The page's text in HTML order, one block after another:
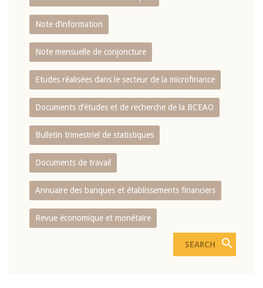
Note d’information
Note mensuelle de conjoncture
Etudes réalisées dans le secteur de la microfinance
Documents d’études et de recherche de la BCEAO
Bulletin trimestriel de statistiques
Documents de travail
Annuaire des banques et établissements financiers
Revue économique et monétaire